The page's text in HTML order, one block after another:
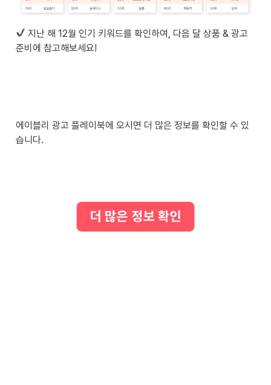
지난 해 12월 인기 키워드를 확인하여, 다음 달 상품 & 광고
준비에 참고해보세요!
에이블리 광고 플레이북에 오시면 더 많은 정보를 확인할 수 있
습니다.